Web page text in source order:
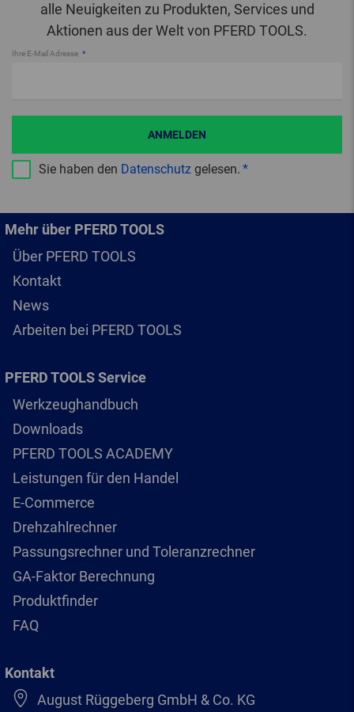
alle Neuigkeiten zu Produkten, Services und
Aktionen aus der Welt von PFERD TOOLS.
Ihre E-Mail Adresse
Sie haben den Datenschutz gelesen.
ANMELDEN
Mehr über PFERD TOOLS
Über PFERD TOOLS
Kontakt
News
Arbeiten bei PFERD TOOLS
PFERD TOOLS Service
Werkzeughandbuch
Downloads
PFERD TOOLS ACADEMY
Leistungen für den Handel
E-Commerce
Drehzahlrechner
Passungsrechner und Toleranzrechner
GA-Faktor Berechnung
Produktfinder
FAQ
Kontakt
August Rüggeberg GmbH & Co. KG